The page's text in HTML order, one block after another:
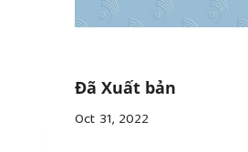
Đã Xuất bản
Oct 31, 2022